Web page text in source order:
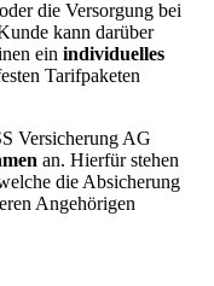
oder die Versorgung bei
kann darüber
ein individuelles
Tarifpaketen
Versicherung AG
an. Hierfür stehen
die Absicherung
Angehörigen